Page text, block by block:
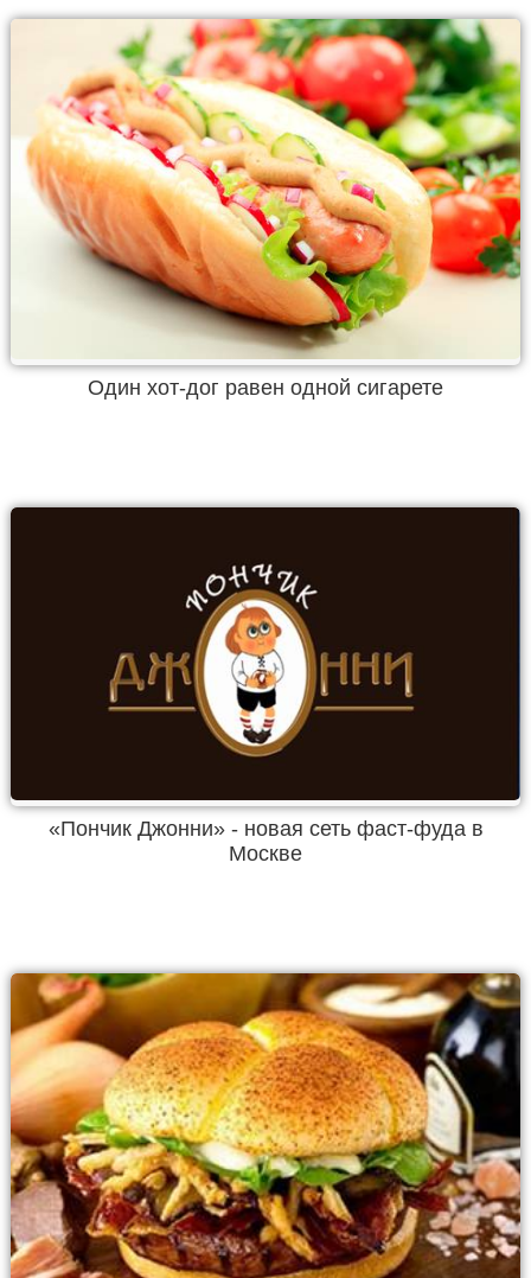
Один хот-дог равен одной сигарете
«Пончик Джонни» - новая сеть фаст-фуда в
Москве